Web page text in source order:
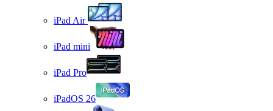
iPad Air
iPad mini
iPad Pro
iPadOS 26